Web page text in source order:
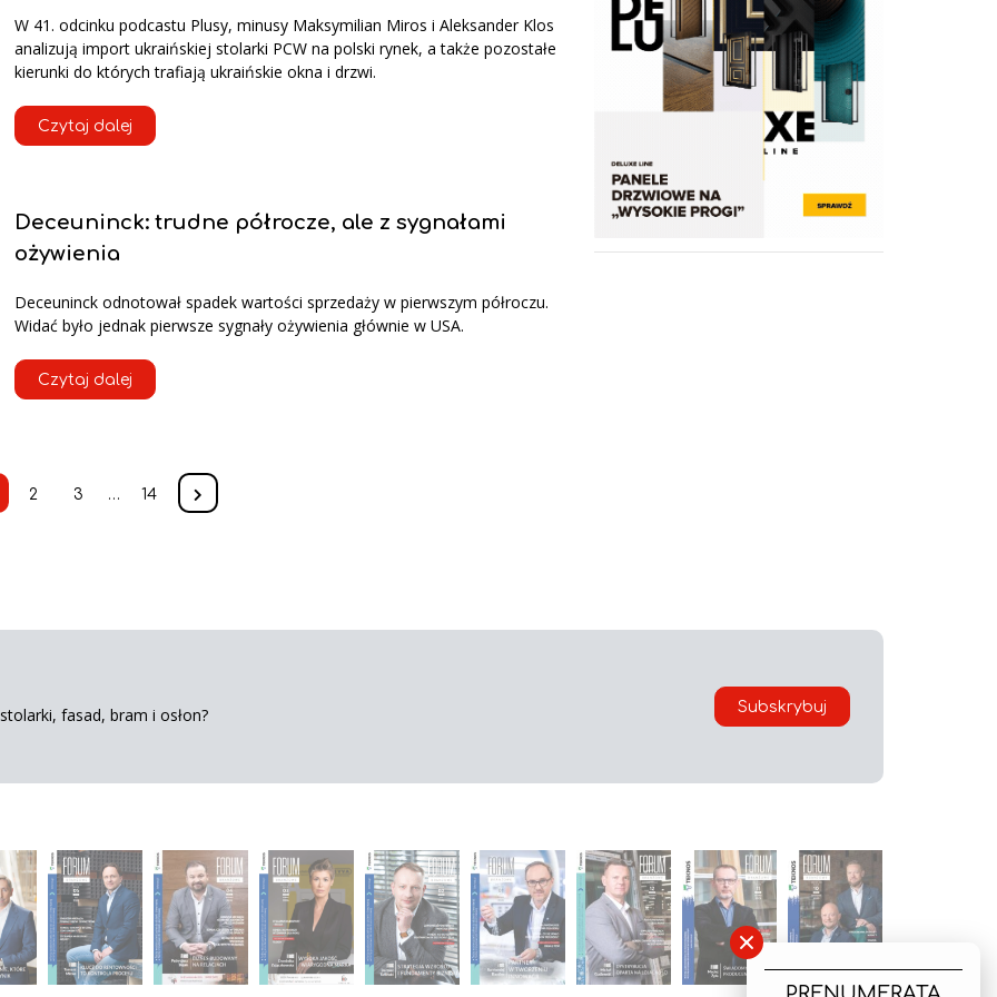
W 41. odcinku podcastu Plusy, minusy Maksymilian Miros i Aleksander Klos
analizują import ukraińskiej stolarki PCW na polski rynek, a także pozostałe
kierunki do których trafiają ukraińskie okna i drzwi.
Czytaj dalej
Deceuninck: trudne półrocze, ale z sygnałami
ożywienia
Deceuninck odnotował spadek wartości sprzedaży w pierwszym półroczu.
Widać było jednak pierwsze sygnały ożywienia głównie w USA.
Czytaj dalej
2 3 … 14
fasad, bram i osłon? Subskrybuj
×